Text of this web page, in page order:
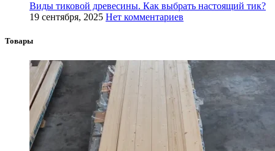
Виды тиковой древесины. Как выбрать настоящий тик?
19 сентября, 2025 Нет комментариев
Товары